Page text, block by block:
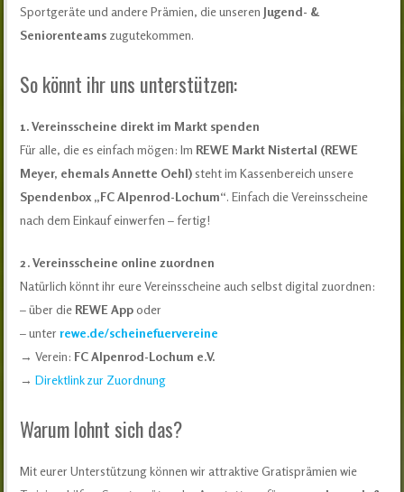
Sportgeräte und andere Prämien, die unseren Jugend- &
Seniorenteams zugutekommen.
So könnt ihr uns unterstützen:
1. Vereinsscheine direkt im Markt spenden
Für alle, die es einfach mögen: Im REWE Markt Nistertal (REWE
Meyer, ehemals Annette Oehl) steht im Kassenbereich unsere
Spendenbox „FC Alpenrod-Lochum“. Einfach die Vereinsscheine
nach dem Einkauf einwerfen – fertig!
2. Vereinsscheine online zuordnen
Natürlich könnt ihr eure Vereinsscheine auch selbst digital zuordnen:
– über die REWE Appoder
– unterrewe.de/scheinefuervereine
→ Verein: FC Alpenrod-Lochum e.V.
→Direktlink zur Zuordnung
Warum lohnt sich das?
Mit eurer Unterstützung können wir attraktive Gratisprämien wie